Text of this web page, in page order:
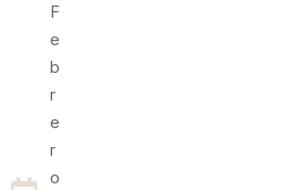
F
E
B
R
E
R
O